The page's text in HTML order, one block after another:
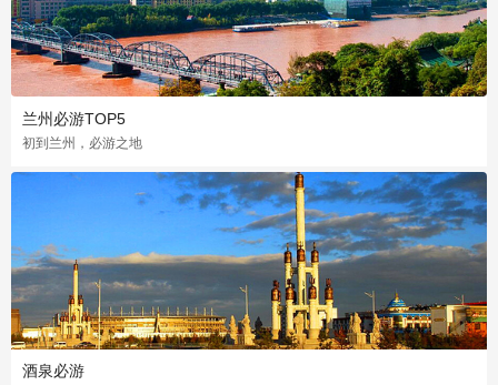
兰州必游TOP5
初到兰州，必游之地
酒泉必游